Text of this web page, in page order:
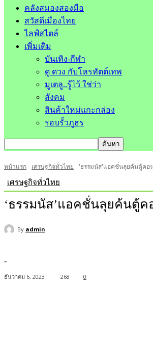
คลังสมองสองมือ
สวัสดีเมืองไทย
ไลฟ์สไตล์
เพิ่มเติม
บันเทิง-กีฬา
ดู ดวง กับโหรทัตต์เทพ
มูเตลู..รู้ไว้ ใช่ว่า
สังคม
สินค้าใหม่แกะกล่อง
รอบรั้วภูธร
หน้าแรก เศรษฐกิจทั่วไทย 'ธรรมนัส'แอคชั่นลุยค้นตู้คอ
เศรษฐกิจทั่วไทย
‘ธรรมนัส’แอคชั่นลุยค้นตู้
By admin
-
ธันวาคม 6, 2023 268 0